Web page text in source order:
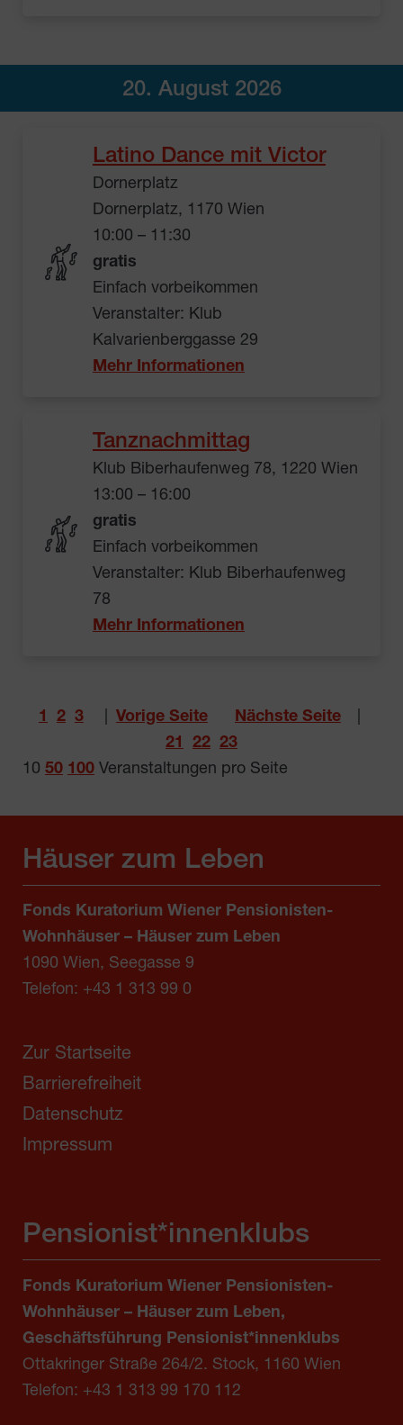
20. August 2026
Latino Dance mit Victor
Dornerplatz
Dornerplatz, 1170 Wien
10:00 – 11:30
gratis
Einfach vorbeikommen
Veranstalter: Klub
Kalvarienberggasse 29
Mehr Informationen
Tanznachmittag
Klub Biberhaufenweg 78, 1220 Wien
13:00 – 16:00
gratis
Einfach vorbeikommen
Veranstalter: Klub Biberhaufenweg
78
Mehr Informationen
1 2 3 Vorige Seite Nächste Seite
21
22 23
10 50 100 Veranstaltungen pro Seite
Häuser zum Leben
Fonds Kuratorium Wiener Pensionisten-
Wohnhäuser – Häuser zum Leben
1090 Wien, Seegasse 9
Telefon: +43 1 313 99 0
Zur Startseite
Barrierefreiheit
Datenschutz
Impressum
Pensionist*innenklubs
Fonds Kuratorium Wiener Pensionisten-
Wohnhäuser – Häuser zum Leben,
Geschäftsführung Pensionist*innenklubs
Ottakringer Straße 264/2. Stock, 1160 Wien
Telefon: +43 1 313 99 170 112